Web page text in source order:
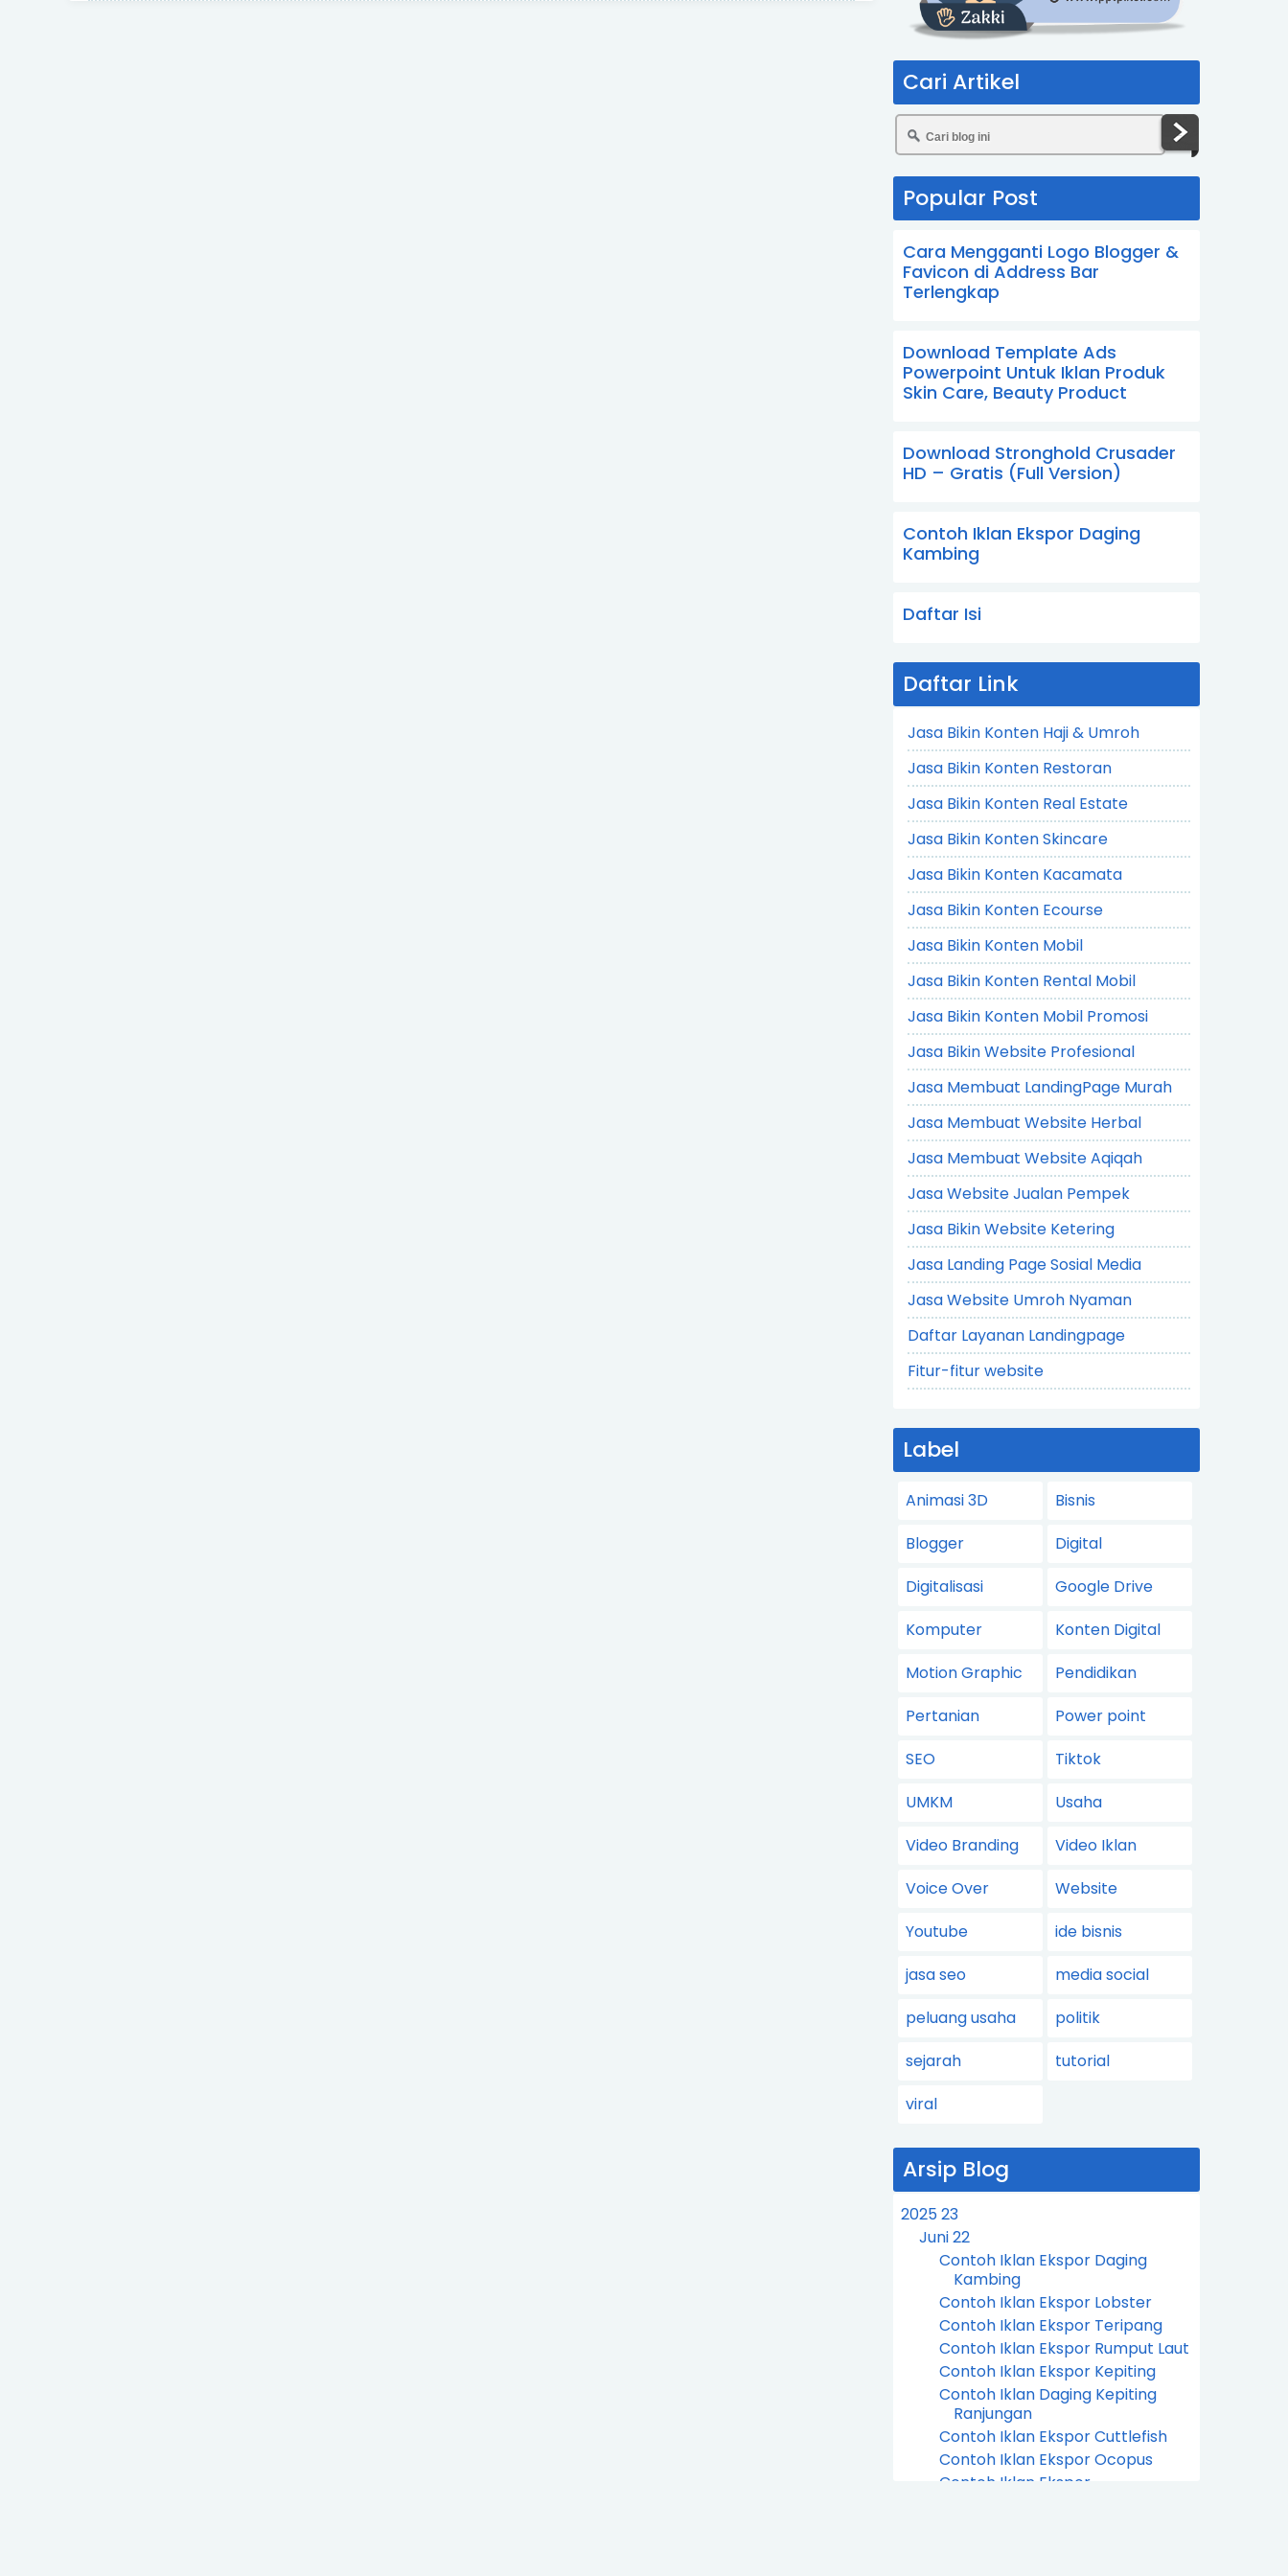
Cari Artikel
Popular Post
Cara Mengganti Logo Blogger &
Favicon di Address Bar
Terlengkap
Download Template Ads
Powerpoint Untuk Iklan Produk
Skin Care, Beauty Product
Download Stronghold Crusader
HD – Gratis (Full Version)
Contoh Iklan Ekspor Daging
Kambing
Daftar Isi
Daftar Link
Jasa Bikin Konten Haji & Umroh
Jasa Bikin Konten Restoran
Jasa Bikin Konten Real Estate
Jasa Bikin Konten Skincare
Jasa Bikin Konten Kacamata
Jasa Bikin Konten Ecourse
Jasa Bikin Konten Mobil
Jasa Bikin Konten Rental Mobil
Jasa Bikin Konten Mobil Promosi
Jasa Bikin Website Profesional
Jasa Membuat LandingPage Murah
Jasa Membuat Website Herbal
Jasa Membuat Website Aqiqah
Jasa Website Jualan Pempek
Jasa Bikin Website Ketering
Jasa Landing Page Sosial Media
Jasa Website Umroh Nyaman
Daftar Layanan Landingpage
Fitur-fitur website
Label
Animasi 3D
Bisnis
Blogger
Digital
Digitalisasi
Google Drive
Komputer
Konten Digital
Motion Graphic
Pendidikan
Pertanian
Power point
SEO
Tiktok
UMKM
Usaha
Video Branding
Video Iklan
Voice Over
Website
Youtube
ide bisnis
jasa seo
media social
peluang usaha
politik
sejarah
tutorial
viral
Arsip Blog
202523
Juni22
Contoh Iklan Ekspor Daging
Kambing
Contoh Iklan Ekspor Lobster
Contoh Iklan Ekspor Teripang
Contoh Iklan Ekspor Rumput Laut
Contoh Iklan Ekspor Kepiting
Contoh Iklan Daging Kepiting
Ranjungan
Contoh Iklan Ekspor Cuttlefish
Contoh Iklan Ekspor Ocopus
Contoh Iklan Ekspor